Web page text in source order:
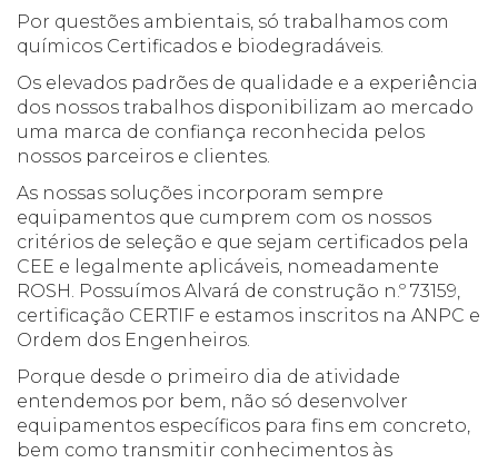
Por questões ambientais, só trabalhamos com
químicos Certificados e biodegradáveis.
Os elevados padrões de qualidade e a experiência
dos nossos trabalhos disponibilizam ao mercado
uma marca de confiança reconhecida pelos
nossos parceiros e clientes.
As nossas soluções incorporam sempre
equipamentos que cumprem com os nossos
critérios de seleção e que sejam certificados pela
CEE e legalmente aplicáveis, nomeadamente
ROSH. Possuímos Alvará de construção n.º 73159,
certificação CERTIF e estamos inscritos na ANPC e
Ordem dos Engenheiros.
Porque desde o primeiro dia de atividade
entendemos por bem, não só desenvolver
equipamentos específicos para fins em concreto,
bem como transmitir conhecimentos às